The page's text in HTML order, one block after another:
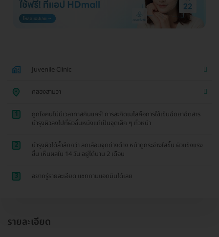
Juvenile Clinic
คลองสามวา
1
ถูกใจคนไม่มีเวลาทาสกินแคร์! การสะกิดเมโสคือการใช้เข็มฉีดยาฉีดสาร
บำรุงผิวลงไปที่ผิวชั้นหนังแท้เป็นจุดเล็ก ๆ ทั่วหน้า
2
บำรุงผิวได้ล้ำลึกกว่า ลดเลือนจุดด่างดำง หน้าดูกระจ่างใสขึ้น ผิวแข็งแรง
ขึ้น เห็นผลใน 14 วัน อยู่ได้นาน 2 เดือน
3 อยากรู้รายละเอียด แชทถามแอดมินได้เลย
รายละเอียด